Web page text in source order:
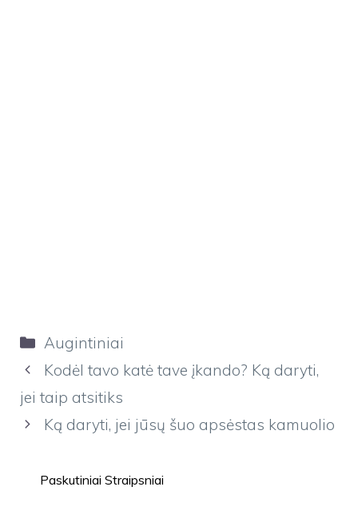
Kategorijos
Augintiniai
Kodėl tavo katė tave įkando? Ką daryti,
jei taip atsitiks
Ką daryti, jei jūsų šuo apsėstas kamuolio
Paskutiniai Straipsniai